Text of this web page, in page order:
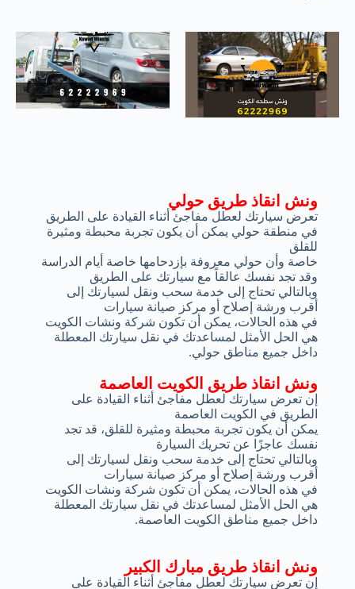
ونش انقاذ طريق الكويت العاصمة
إن تعرض سيارتك لعطل مفاجئ أثناء القيادة على
الطريق في الكويت العاصمة
يمكن أن يكون تجربة محبطة ومثيرة للقلق، قد تجد
نفسك عاجزًا عن تحريك السيارة
وبالتالي تحتاج إلى خدمة سحب ونقل لسيارتك إلى
أقرب ورشة إصلاح أو مركز صيانة سيارات
في هذه الحالات، يمكن أن تكون شركة ونشات الكويت
هي الحل الأمثل لمساعدتك في نقل سيارتك المعطلة
داخل جميع مناطق الكويت العاصمة.
ونش انقاذ طريق حولي
تعرض سيارتك لعطل مفاجئ أثناء القيادة على الطريق
في منطقة حولي يمكن أن يكون تجربة محبطة ومثيرة
للقلق
خاصة وأن حولي معروفة بإزدحامها خاصة أيام الدراسة
وقد تجد نفسك عالقاً مع سيارتك على الطريق
وبالتالي تحتاج إلى خدمة سحب ونقل لسيارتك إلى
أقرب ورشة إصلاح أو مركز صيانة سيارات
في هذه الحالات، يمكن أن تكون شركة ونشات الكويت
هي الحل الأمثل لمساعدتك في نقل سيارتك المعطلة
داخل جميع مناطق حولي.
ونش انقاذ طريق مبارك الكبير
إن تعرض سيارتك لعطل مفاجئ أثناء القيادة على